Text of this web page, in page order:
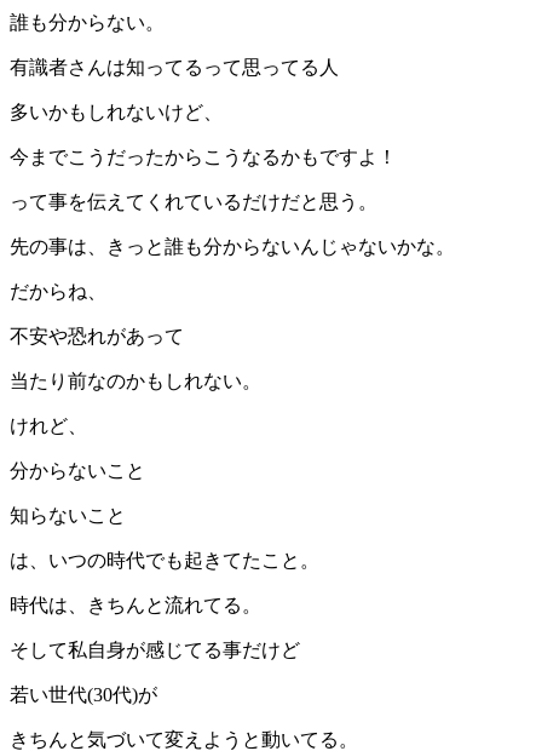
誰も分からない。
有識者さんは知ってるって思ってる人
多いかもしれないけど、
今までこうだったからこうなるかもですよ！
って事を伝えてくれているだけだと思う。
先の事は、きっと誰も分からないんじゃないかな。
だからね、
不安や恐れがあって
当たり前なのかもしれない。
けれど、
分からないこと
知らないこと
は、いつの時代でも起きてたこと。
時代は、きちんと流れてる。
そして私自身が感じてる事だけど
若い世代(30代)が
きちんと気づいて変えようと動いてる。